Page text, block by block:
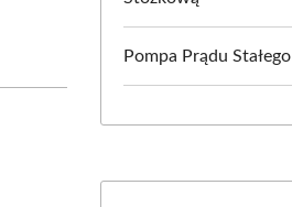
Pompa Prądu Stałego